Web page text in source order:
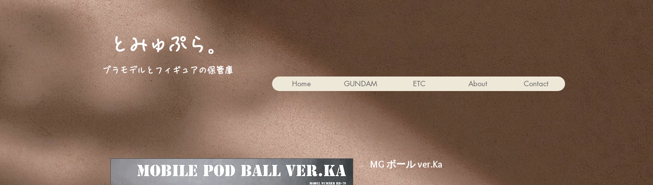
とみゅぷら 。
プラモデルとフィギュアの保管庫
Home GUNDAM ETC About Contact
MG ボール ver.Ka